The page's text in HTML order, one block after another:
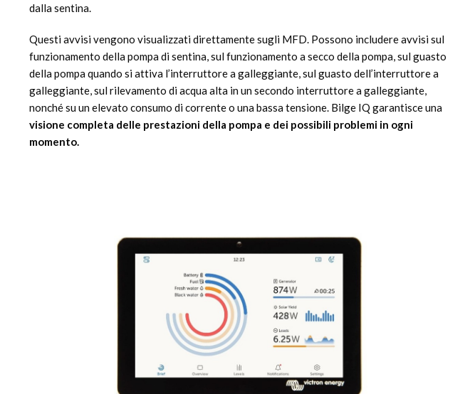
dalla sentina.
Questi avvisi vengono visualizzati direttamente sugli MFD. Possono includere avvisi sul
funzionamento della pompa di sentina, sul funzionamento a secco della pompa, sul guasto
della pompa quando si attiva l’interruttore a galleggiante, sul guasto dell’interruttore a
galleggiante, sul rilevamento di acqua alta in un secondo interruttore a galleggiante,
nonché su un elevato consumo di corrente o una bassa tensione. Bilge IQ garantisce una
visione completa delle prestazioni della pompa e dei possibili problemi in ogni
momento.